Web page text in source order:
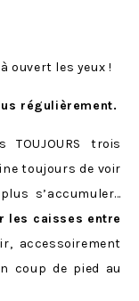
ouvert les yeux !
régulièrement.
trois
toujours de voir
s’accumuler…
les caisses entre
accessoirement
coup de pied au